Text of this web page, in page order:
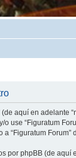
aquí en adelante
o use “Figuratum
“Figuratum
por phpBB (de aquí